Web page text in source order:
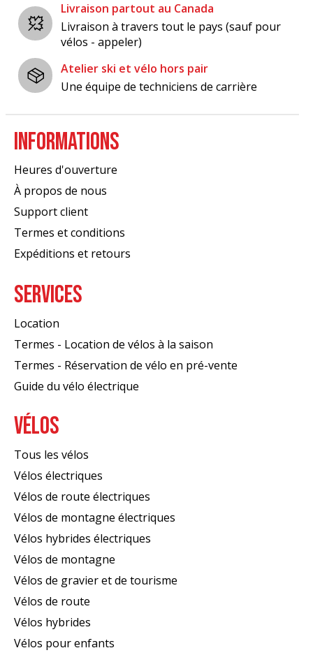
Livraison partout au Canada
Livraison à travers tout le pays (sauf pour
vélos - appeler)
Atelier ski et vélo hors pair
Une équipe de techniciens de carrière
INFORMATIONS
Heures d'ouverture
À propos de nous
Support client
Termes et conditions
Expéditions et retours
SERVICES
Location
Termes - Location de vélos à la saison
Termes - Réservation de vélo en pré-vente
Guide du vélo électrique
VÉLOS
Tous les vélos
Vélos électriques
Vélos de route électriques
Vélos de montagne électriques
Vélos hybrides électriques
Vélos de montagne
Vélos de gravier et de tourisme
Vélos de route
Vélos hybrides
Vélos pour enfants